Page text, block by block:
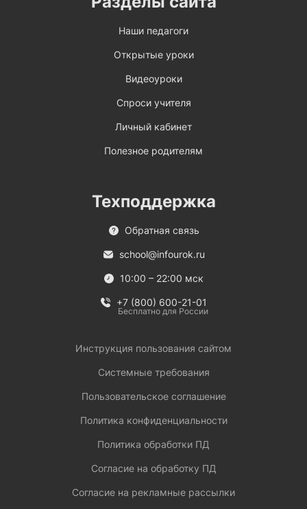
Наши педагоги
Открытые уроки
Видеоуроки
Спроси учителя
Личный кабинет
Полезное родителям
Техподдержка
Обратная связь
school@infourok.ru
10:00 – 22:00 мск
+7 (800) 600-21-01
Бесплатно для России
Инструкция пользования сайтом
Системные требования
Пользовательское соглашение
Политика конфиденциальности
Политика обработки ПД
Согласие на обработку ПД
Согласие на рекламные рассылки